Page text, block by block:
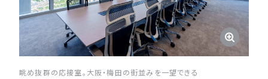
眺め抜群の応接室。大阪・梅田の街並みを一望できる